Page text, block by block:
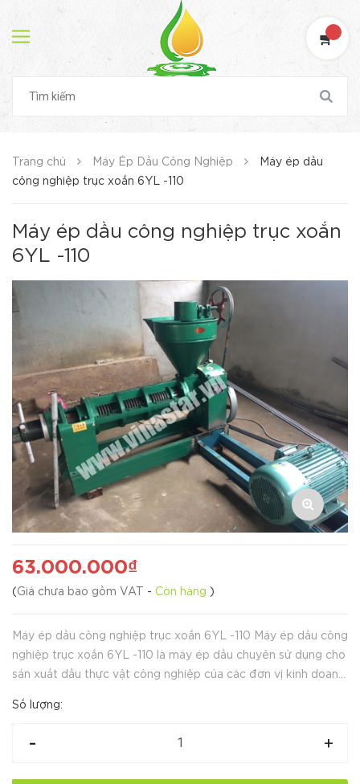
Trang chủ Máy Ép Dầu Công Nghiệp
Máy ép dầu
công nghiệp trục xoắn 6YL -110
Máy ép dầu công nghiệp trục xoắn
6YL -110
63.000.000₫
( Giá chưa bao gồm VAT - Còn hàng )
Máy ép dầu công nghiệp trục xoắn 6YL -110 Máy ép dầu công
nghiệp trục xoắn 6YL -110 là máy ép dầu chuyên sử dụng cho
sản xuất dầu thực vật công nghiệp của các đơn vị kinh doanh
dầu cô...
Số lượng:
- +